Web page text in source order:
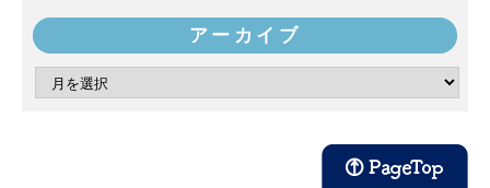
アーカイブ